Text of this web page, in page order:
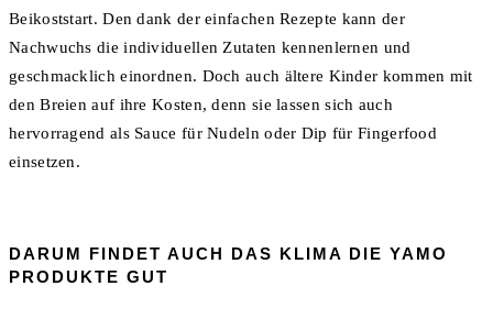
Beikoststart. Den dank der einfachen Rezepte kann der
Nachwuchs die individuellen Zutaten kennenlernen und
geschmacklich einordnen. Doch auch ältere Kinder kommen mit
den Breien auf ihre Kosten, denn sie lassen sich auch
hervorragend als Sauce für Nudeln oder Dip für Fingerfood
einsetzen.
DARUM FINDET AUCH DAS KLIMA DIE YAMO
PRODUKTE GUT